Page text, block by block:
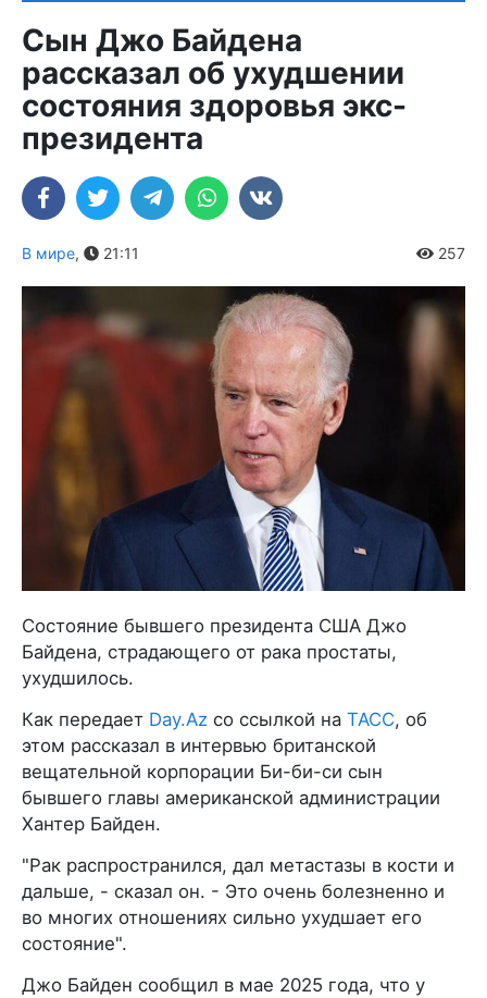
Сын Джо Байдена
рассказал об ухудшении
состояния здоровья экс-
президента
В мире, 21:11 257
Состояние бывшего президента США Джо
Байдена, страдающего от рака простаты,
ухудшилось.
Как передает Day.Az со ссылкой на ТАСС, об
этом рассказал в интервью британской
вещательной корпорации Би-би-си сын
бывшего главы американской администрации
Хантер Байден.
"Рак распространился, дал метастазы в кости и
дальше, - сказал он. - Это очень болезненно и
во многих отношениях сильно ухудшает его
состояние".
Джо Байден сообщил в мае 2025 года, что у